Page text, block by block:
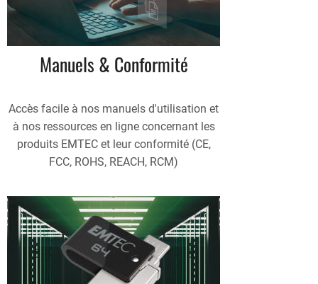
Manuels & Conformité
Accès facile à nos manuels d'utilisation et
à nos ressources en ligne concernant les
produits EMTEC et leur conformité (CE,
FCC, ROHS, REACH, RCM)